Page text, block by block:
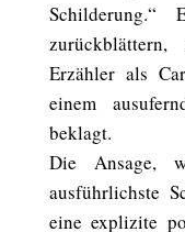
Erzähler als
einem
beklagt.
Die Ansage,
ausführlichste
eine explizite